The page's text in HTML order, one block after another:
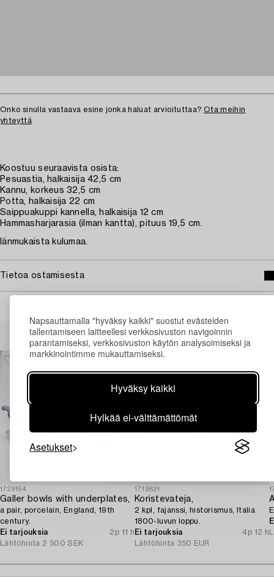
Napsauttamalla "hyväksy kaikki" suostut evästeiden
tallentamiseen laitteellesi verkkosivuston navigoinnin
parantamiseksi, verkkosivuston käytön analysoimiseksi ja
markkinointimme mukauttamiseksi.
Hyväksy kaikki
Hylkää ei-välttämättömät
Asetukset
Onko sinulla vastaava esine jonka haluat arvioituttaa? Ota meihin
yhteyttä
Koostuu seuraavista osista:
Pesuastia, halkaisija 42,5 cm
Kannu, korkeus 32,5 cm
Potta, halkaisija 22 cm
Saippuakuppi kannella, halkaisija 12 cm
Hammasharjarasia (ilman kantta), pituus 19,5 cm.
Iänmukaista kulumaa.
Tietoa ostamisesta
Muiden katsomia kohteita
1729154
Galler bowls with underplates,
a pair, porcelain, England, 19th
century.
Ei tarjouksia
2p 11 h
Lähtöhinta 2 500 SEK
1719821
Koristevateja,
2 kpl, fajanssi, historismus, Italia
1800-luvun loppu.
Ei tarjouksia
4p 12 h
Lähtöhinta 350 EUR